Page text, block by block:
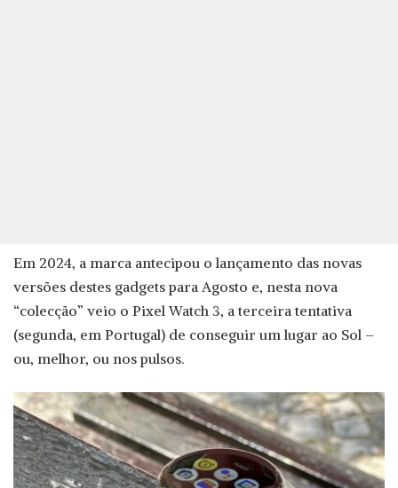
Em 2024, a marca antecipou o lançamento das novas
versões destes gadgets para Agosto e, nesta nova
“colecção” veio o Pixel Watch 3, a terceira tentativa
(segunda, em Portugal) de conseguir um lugar ao Sol –
ou, melhor, ou nos pulsos.